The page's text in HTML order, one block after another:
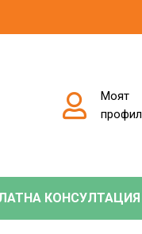
Моят
профил
КОНСУЛТАЦИЯ